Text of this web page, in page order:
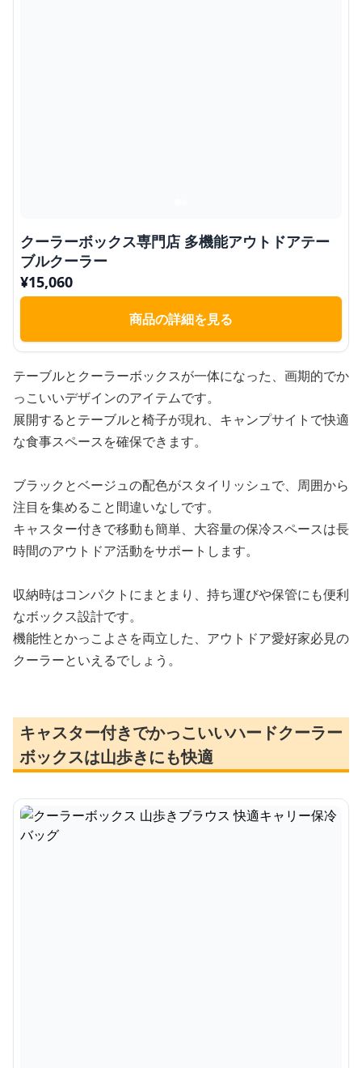
クーラーボックス専門店 多機能アウトドアテー
ブルクーラー
¥15,060
商品の詳細を見る
テーブルとクーラーボックスが一体になった、画期的でか
っこいいデザインのアイテムです。
展開するとテーブルと椅子が現れ、キャンプサイトで快適
な食事スペースを確保できます。
ブラックとベージュの配色がスタイリッシュで、周囲から
注目を集めること間違いなしです。
キャスター付きで移動も簡単、大容量の保冷スペースは長
時間のアウトドア活動をサポートします。
収納時はコンパクトにまとまり、持ち運びや保管にも便利
なボックス設計です。
機能性とかっこよさを両立した、アウトドア愛好家必見の
クーラーといえるでしょう。
キャスター付きでかっこいいハードクーラー
ボックスは山歩きにも快適